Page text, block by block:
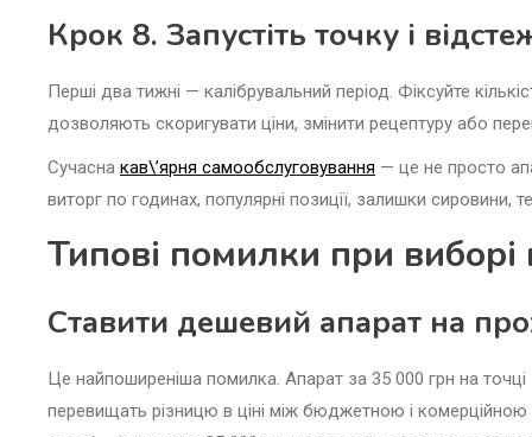
Крок 8. Запустіть точку і
Перші два тижні — калібрувальний період. Фіксуйте
дозволяють скоригувати ціни, змінити рецептуру або
Сучасна кав\’ярня самообслуговування — це не просто
виторг по годинах, популярні позиції, залишки
Типові помилки при виборі
Ставити дешевий апарат на
Це найпоширеніша помилка. Апарат за 35 000 грн на
перевищать різницю в ціні між бюджетною і